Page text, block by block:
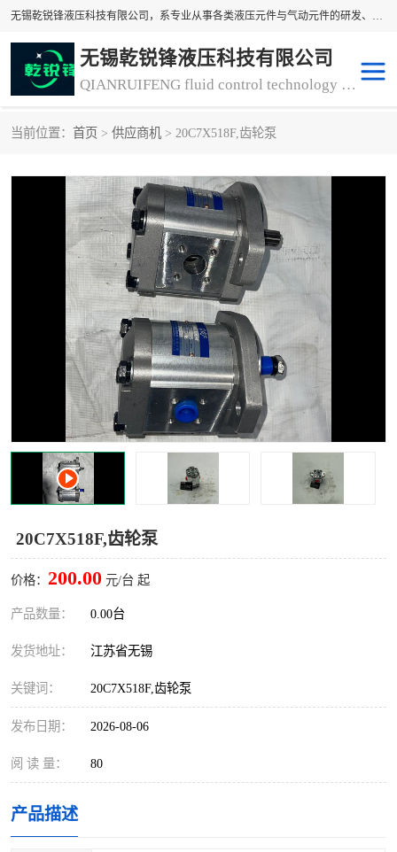
无锡乾锐锋液压科技有限公司，系专业从事各类液压元件与气动元件的研发、生产和销售业务为一体的生产型齿轮泵厂家、液压齿轮泵厂家。主要生产销售风冷式冷却器、液压油风冷却器，冷却器厂家直销、齿轮泵型号、齿轮泵厂家排名详情可来电咨询！
无锡乾锐锋液压科技有限公司
QIANRUIFENG fluid control technology co. LTD
当前位置： 首页 > 供应商机 > 20C7X518F,齿轮泵
20C7X518F,齿轮泵
价格： 200.00 元/台 起
产品数量： 0.00台
发货地址： 江苏省无锡
关键词： 20C7X518F,齿轮泵
发布日期： 2026-08-06
阅 读 量： 80
产品描述
冷却器厂家直销 过滤器
离合器、制动器 气动元器件
齿轮泵厂家